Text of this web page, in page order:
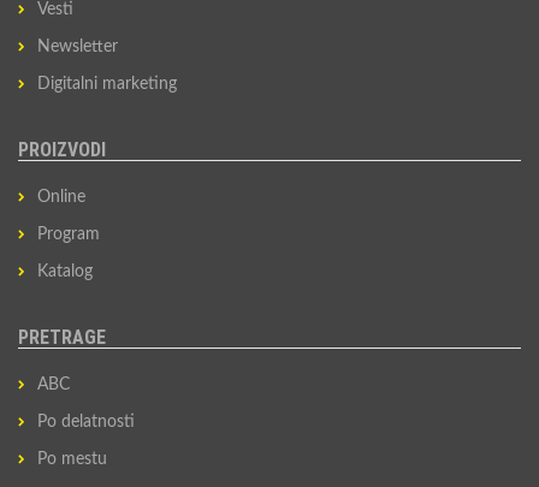
Vesti
Newsletter
Digitalni marketing
PROIZVODI
Online
Program
Katalog
PRETRAGE
ABC
Po delatnosti
Po mestu